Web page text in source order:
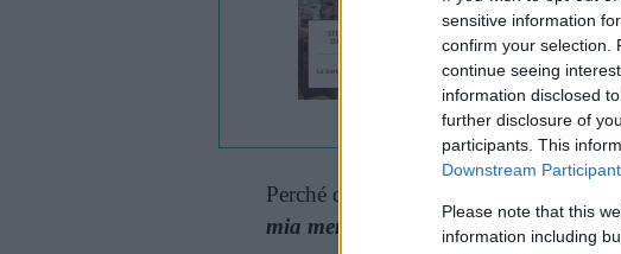
sensitive information
confirm your selection.
continue seeing
information disclosed
further disclosure of
participants. This
Downstream
Please note that this
information including
libro
Perché queste parole, e poi quel
mia mente”